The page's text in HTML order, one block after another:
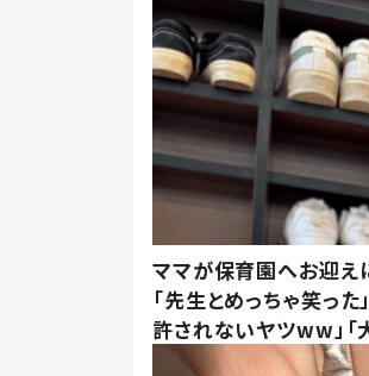
ママが保育園へお迎
「先生とめっちゃ笑っ
許されないヤツww」「